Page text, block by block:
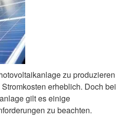
zu produzieren
erheblich. Doch bei
gilt es einige
zu beachten.